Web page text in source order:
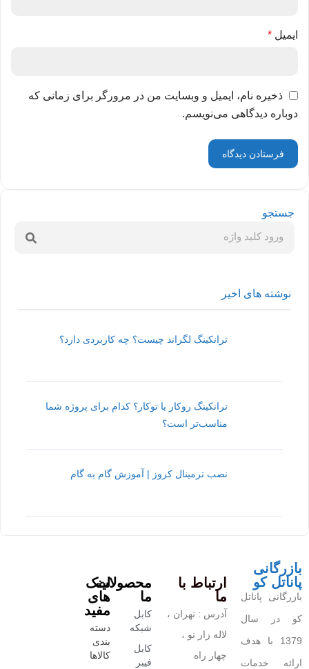
ایمیل *
ذخیره نام، ایمیل و وبسایت من در مرورگر برای زمانی که
دوباره دیدگاهی می‌نویسم.
جستجو
نوشته های اخیر
ترانکینگ لگراند چیست؟ چه کاربردی دارد؟
ترانکینگ روکار یا توکار؟ کدام برای پروژه شما
مناسب‌تر است؟
نصب ترمینال کروز | آموزش گام به گام
بازرگانی
پاناتل کو
بازرگانی پاناتل
کو در سال
1379 با هدف
ارائه خدمات
ارتباط با
ما
آدرس : تهران ،
لاله زار نو ،
چهار راه
محصولات
ما
کابل
شبکه
کابل
فیبر
لینک
های
مفید
دسته
بندی
کالاها